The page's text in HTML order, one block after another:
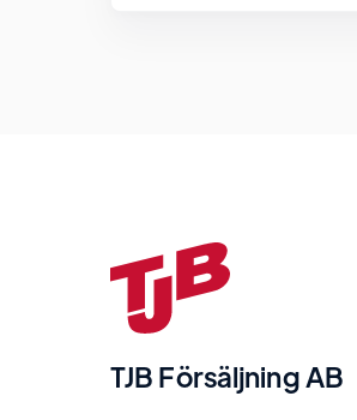
TJB Försäljning AB